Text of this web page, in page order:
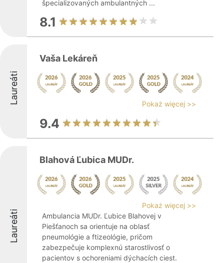
špecializovaných ambulantných ...
8.1
Laureáti
Vaša Lekáreň
Pokaż więcej >>
9.4
Laureáti
Blahová Ľubica MUDr.
Pokaż więcej >>
Ambulancia MUDr. Ľubice Blahovej v
Piešťanoch sa orientuje na oblasť
pneumológie a ftizeológie, pričom
zabezpečuje komplexnú starostlivosť o
pacientov s ochoreniami dýchacích ciest.